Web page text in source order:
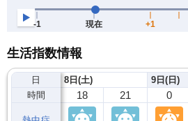
生活指数情報
日
時間
8日(土)
18 21
9日(日)
0